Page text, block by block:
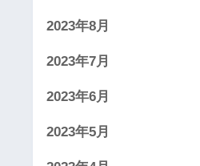
2023年8月
2023年7月
2023年6月
2023年5月